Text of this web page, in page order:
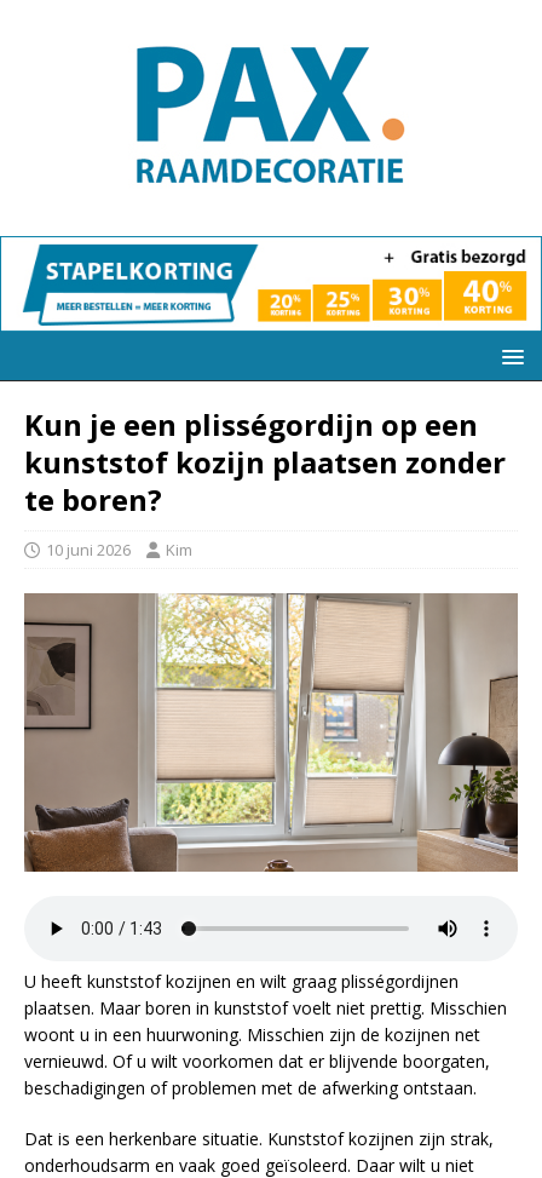
Kun je een plisségordijn op een
kunststof kozijn plaatsen zonder
te boren?
10 juni 2026 Kim
U heeft kunststof kozijnen en wilt graag plisségordijnen
plaatsen. Maar boren in kunststof voelt niet prettig. Misschien
woont u in een huurwoning. Misschien zijn de kozijnen net
vernieuwd. Of u wilt voorkomen dat er blijvende boorgaten,
beschadigingen of problemen met de afwerking ontstaan.
Dat is een herkenbare situatie. Kunststof kozijnen zijn strak,
onderhoudsarm en vaak goed geïsoleerd. Daar wilt u niet